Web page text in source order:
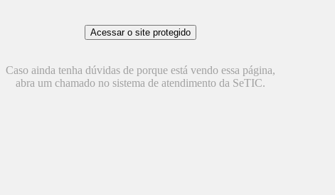
Caso ainda tenha dúvidas de porque está vendo essa página,
abra um chamado no sistema de atendimento da SeTIC.